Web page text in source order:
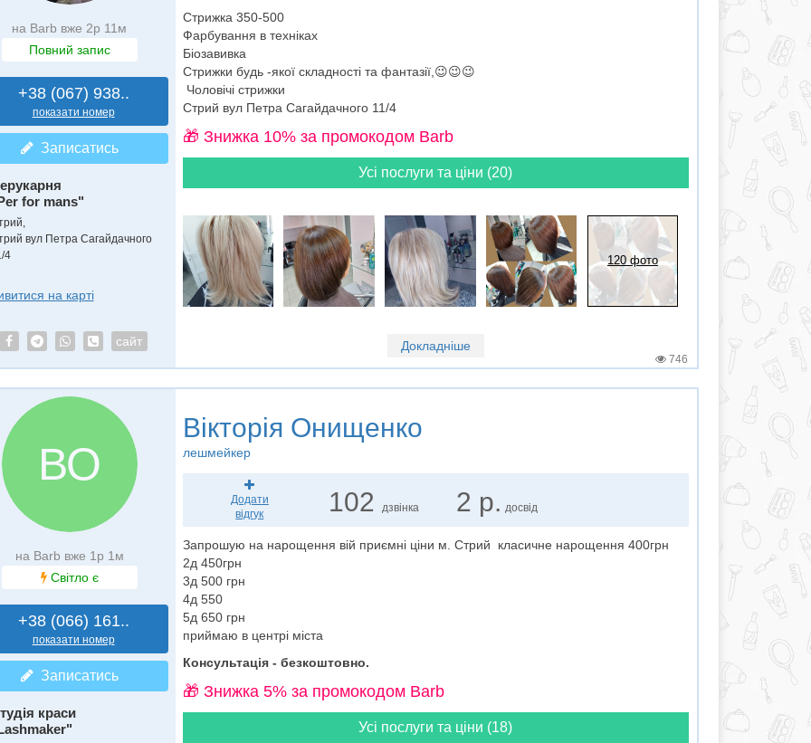
на Barb вже 2р 11м
Повний запис
+38 (067) 938..
показати номер
Записатись
for mans"
вул Петра Сагайдачного
4
на карті
сайт
Стрижка 350-500
Фарбування в техніках
Біозавивка
Стрижки будь -якої складності та фантазії,😉😉😉
Чоловічі стрижки
Стрий вул Петра Сагайдачного 11/4
🎁 Знижка 10% за промокодом Barb
Усі послуги та ціни (20)
120 фото
Докладніше
746
ВО
на Barb вже 1р 1м
Світло є
+38 (066) 161..
показати номер
Записатись
краси
Вікторія Онищенко
лешмейкер
Додати
відгук
102 дзвінка 2 р. досвід
Запрошую на нарощення вій приємні ціни м. Стрий класичне нарощення 400грн
2д 450грн
3д 500 грн
4д 550
5д 650 грн
приймаю в центрі міста
Консультація - безкоштовно.
🎁 Знижка 5% за промокодом Barb
Усі послуги та ціни (18)